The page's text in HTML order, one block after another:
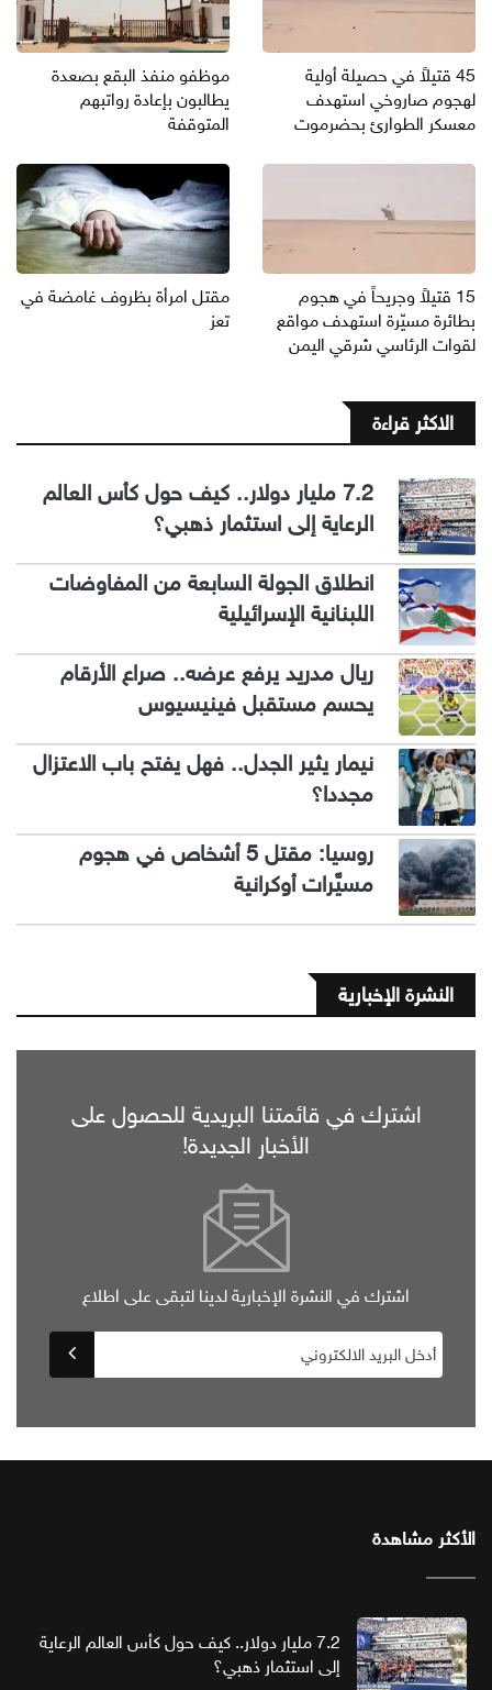
45 قتيلاً في حصيلة أولية
لهجوم صاروخي استهدف
معسكر الطوارئ بحضرموت
موظفو منفذ البقع بصعدة
يطالبون بإعادة رواتبهم
المتوقفة
15 قتيلاً وجريحاً في هجوم
بطائرة مسيّرة استهدف مواقع
لقوات الرئاسي شرقي اليمن
مقتل امرأة بظروف غامضة في
تعز
الاكثر قراءة
7.2 مليار دولار.. كيف حول كأس العالم
الرعاية إلى استثمار ذهبي؟
انطلاق الجولة السابعة من المفاوضات
اللبنانية الإسرائيلية
ريال مدريد يرفع عرضه.. صراع الأرقام
يحسم مستقبل فينيسيوس
نيمار يثير الجدل.. فهل يفتح باب الاعتزال
مجددا؟
روسيا: مقتل 5 أشخاص في هجوم
مسيَّرات أوكرانية
النشرة الإخبارية
اشترك في قائمتنا البريدية للحصول على
الأخبار الجديدة!
اشترك في النشرة الإخبارية لدينا لتبقى على اطلاع
الأكثر مشاهدة
7.2 مليار دولار.. كيف حول كأس العالم الرعاية
إلى استثمار ذهبي؟